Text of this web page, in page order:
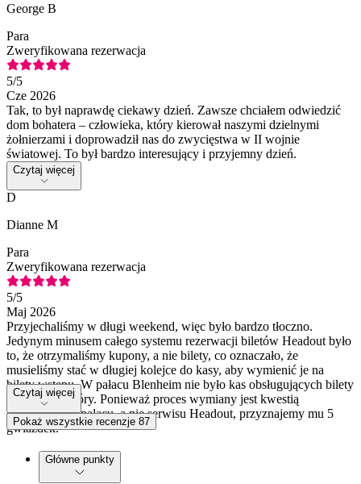
George B
Para
Zweryfikowana rezerwacja
5/5
Cze 2026
Tak, to był naprawdę ciekawy dzień. Zawsze chciałem odwiedzić
dom bohatera – człowieka, który kierował naszymi dzielnymi
żołnierzami i doprowadził nas do zwycięstwa w II wojnie
światowej. To był bardzo interesujący i przyjemny dzień.
Czytaj więcej
D
Dianne M
Para
Zweryfikowana rezerwacja
5/5
Maj 2026
Przyjechaliśmy w długi weekend, więc było bardzo tłoczno.
Jedynym minusem całego systemu rezerwacji biletów Headout było
to, że otrzymaliśmy kupony, a nie bilety, co oznaczało, że
musieliśmy stać w długiej kolejce do kasy, aby wymienić je na
bilety wstępu. W pałacu Blenheim nie było kas obsługujących bilety
zakupione z góry. Ponieważ proces wymiany jest kwestią
organizacyjną pałacu, a nie serwisu Headout, przyznajemy mu 5
gwiazdek.
Czytaj więcej
Pokaż wszystkie recenzje 87
Główne punkty